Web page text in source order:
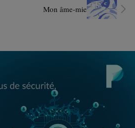
Mon âme-mie